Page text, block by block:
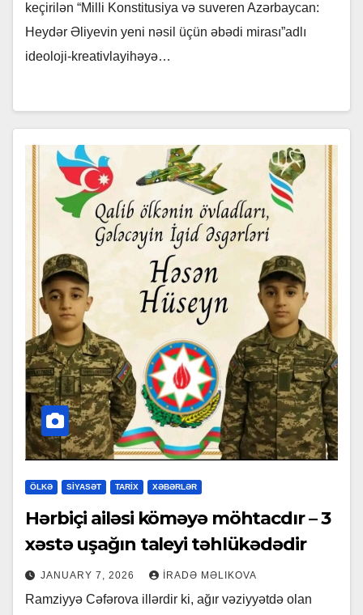
keçirilən “Milli Konstitusiya və suveren Azərbaycan:
Heydər Əliyevin yeni nəsil üçün əbədi mirası”adlı
ideoloji-kreativlayihəyə…
ÖLKƏ SİYASƏT TARİX XƏBƏRLƏR
Hərbiçi ailəsi köməyə möhtacdır – 3
xəstə uşağın taleyi təhlükədədir
JANUARY 7, 2026 İRADƏ MƏLIKOVA
Ramziyyə Cəfərova illərdir ki, ağır vəziyyətdə olan